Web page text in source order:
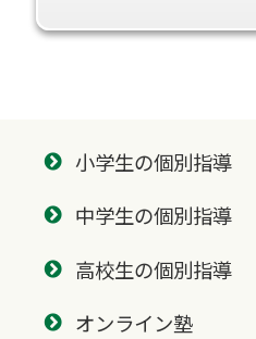
小学生の個別指導
中学生の個別指導
高校生の個別指導
オンライン塾